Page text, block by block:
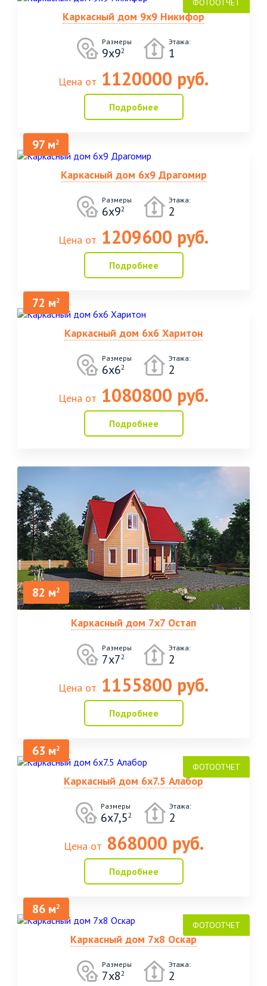
Каркасный дом 9х9 Никифор
Размеры
9х92
Этажа:
1
Цена от 1120000 руб.
Подробнее
97 м2
Каркасный дом 6х9 Драгомир
Размеры
6х92
Этажа:
2
Цена от 1209600 руб.
Подробнее
72 м2
Каркасный дом 6х6 Харитон
Размеры
6х62
Этажа:
2
Цена от 1080800 руб.
Подробнее
82 м2
Каркасный дом 7х7 Остап
Размеры
7х72
Этажа:
2
Цена от 1155800 руб.
Подробнее
63 м2
Каркасный дом 6х7.5 Алабор
Размеры
6х7,52
Этажа:
2
Цена от 868000 руб.
Подробнее
86 м2
Каркасный дом 7х8 Оскар
Размеры
7х82
Этажа:
2